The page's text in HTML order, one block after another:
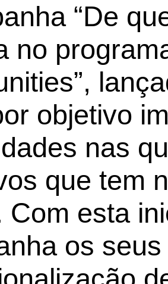
“De
no
objetivo
nas
que tem
Com esta
os